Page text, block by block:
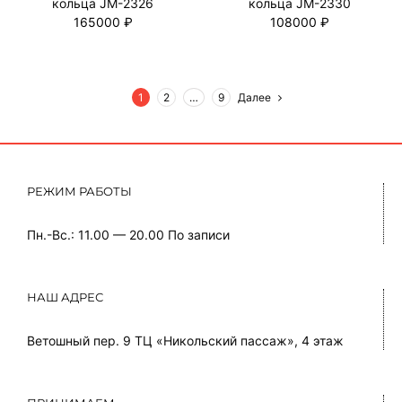
кольца JM-2326
165000 ₽
кольца JM-2330
108000 ₽
1 2 … 9 Далее
РЕЖИМ РАБОТЫ
Пн.-Вс.: 11.00 — 20.00 По записи
НАШ АДРЕС
Ветошный пер. 9 ТЦ «Никольский пассаж», 4 этаж